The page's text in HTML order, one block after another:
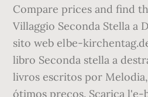
Compare prices and find
Villaggio Seconda Stella a
sito web elbe-
libro Seconda stella a
livros escritos por
ótimos preços. Scarica l'e-